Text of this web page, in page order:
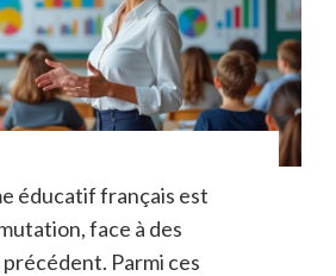
éducatif français est
face à des
précédent. Parmi ces